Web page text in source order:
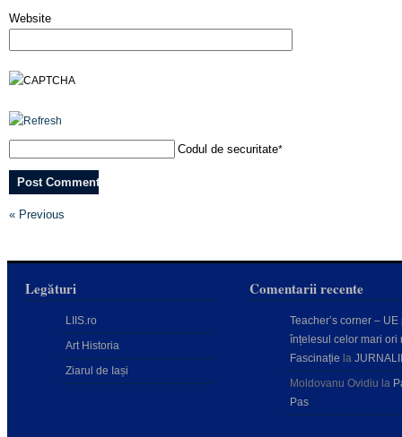
Website
Codul de securitate*
« Previous
Legături
LIIS.ro
Art Historia
Ziarul de Iași
Comentarii recente
Teacher’s corner – UE
înțelesul celor mari ori
Fascinație la
Moldovanu Ovidiu la
Pas